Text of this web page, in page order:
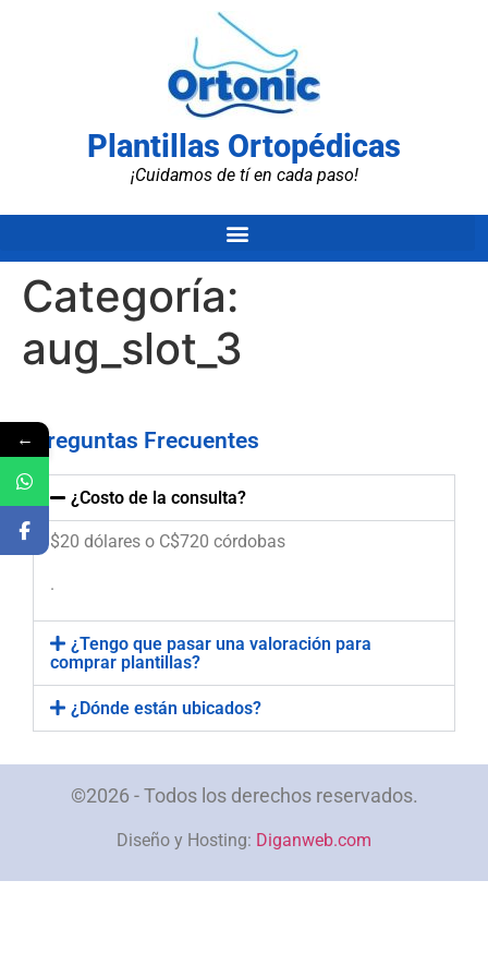
Plantillas Ortopédicas
¡Cuidamos de tí en cada paso!
Categoría:
aug_slot_3
Preguntas Frecuentes
¿Costo de la consulta?
$20 dólares o C$720 córdobas
.
¿Tengo que pasar una valoración para
comprar plantillas?
¿Dónde están ubicados?
©2026 - Todos los derechos reservados.
Diseño y Hosting: Diganweb.com
←